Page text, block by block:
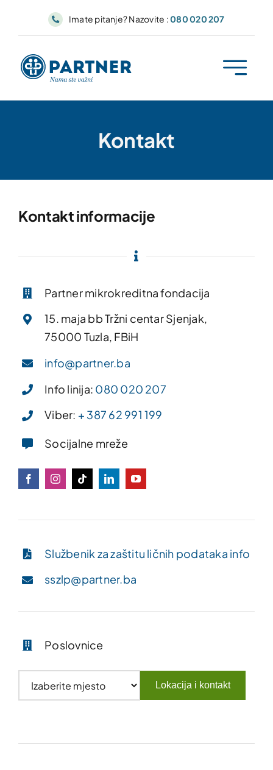
Imate pitanje? Nazovite :080 020 207
Kontakt
Kontakt informacije
Partner mikrokreditna fondacija
15. maja bb Tržni centar Sjenjak,
75000 Tuzla, FBiH
info@partner.ba
Info linija: 080 020 207
Viber: + 387 62 991 199
Socijalne mreže
Službenik za zaštitu ličnih podataka info
sszlp@partner.ba
Poslovnice
Lokacija i kontakt